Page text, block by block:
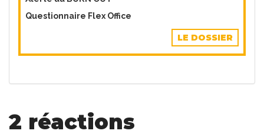
Questionnaire Flex Office
LE DOSSIER
2 réactions